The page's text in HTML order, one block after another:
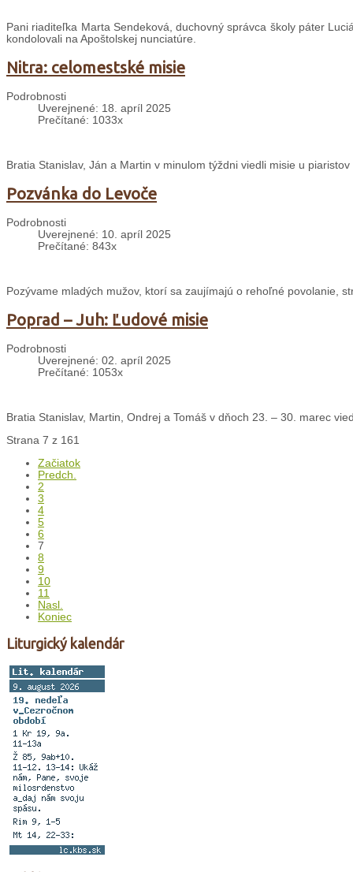
Pani riaditeľka Marta Sendeková, duchovný správca školy páter
kondolovali na Apoštolskej nunciatúre.
Nitra: celomestské misie
Podrobnosti
Uverejnené: 18. apríl 2025
Prečítané: 1033x
Bratia Stanislav, Ján a Martin v minulom týždni viedli misie u
Pozvánka do Levoče
Podrobnosti
Uverejnené: 10. apríl 2025
Prečítané: 843x
Pozývame mladých mužov, ktorí sa zaujímajú o rehoľné povolanie,
Poprad – Juh: Ľudové misie
Podrobnosti
Uverejnené: 02. apríl 2025
Prečítané: 1053x
Bratia Stanislav, Martin, Ondrej a Tomáš v dňoch 23. – 30. marec
Strana 7 z 161
Začiatok
Predch.
2
3
4
5
6
7
8
9
10
11
Nasl.
Koniec
Liturgický kalendár